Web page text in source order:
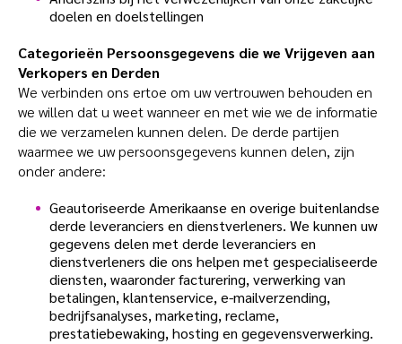
doelen en doelstellingen
Categorieën Persoonsgegevens die we Vrijgeven aan
Verkopers en Derden
We verbinden ons ertoe om uw vertrouwen behouden en
we willen dat u weet wanneer en met wie we de informatie
die we verzamelen kunnen delen. De derde partijen
waarmee we uw persoonsgegevens kunnen delen, zijn
onder andere:
Geautoriseerde Amerikaanse en overige buitenlandse
derde leveranciers en dienstverleners. We kunnen uw
gegevens delen met derde leveranciers en
dienstverleners die ons helpen met gespecialiseerde
diensten, waaronder facturering, verwerking van
betalingen, klantenservice, e-mailverzending,
bedrijfsanalyses, marketing, reclame,
prestatiebewaking, hosting en gegevensverwerking.